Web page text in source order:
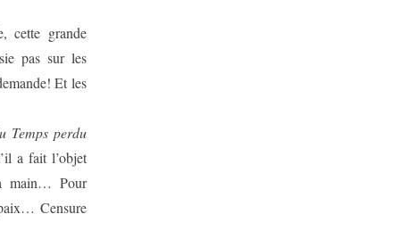
cette grande
pas sur les
Et les
Temps perdu
a fait l’objet
main… Pour
Censure